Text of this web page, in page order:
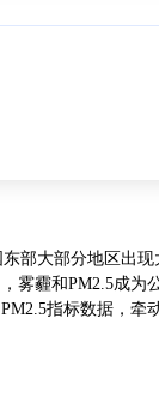
部大部分地区出现
雾霾和PM2.5成
指标数据，牵